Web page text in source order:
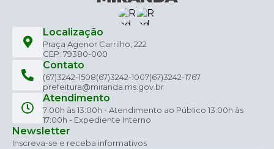
Localização
Praça Agenor Carrilho, 222
CEP: 79380-000
Contato
(67)3242-1508(67)3242-1007(67)3242-1767
prefeitura@miranda.ms.gov.br
Atendimento
7:00h às 13:00h - Atendimento ao Público 13:00h às
17:00h - Expediente Interno
Newsletter
Inscreva-se e receba informativos